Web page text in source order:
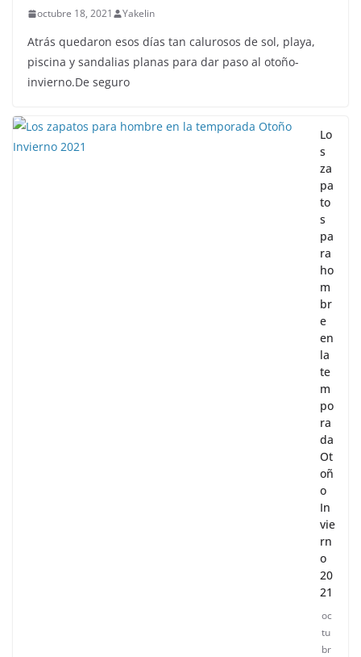
octubre 18, 2021 Yakelin
Atrás quedaron esos días tan calurosos de sol, playa,
piscina y sandalias planas para dar paso al otoño-
invierno.De seguro
Lo
s
za
pa
to
s
pa
ra
ho
m
br
e
en
la
te
m
po
ra
da
Ot
oñ
o
In
vie
rn
o
20
21
oc
tu
br